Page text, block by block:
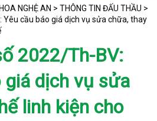
NGHỆ AN > THÔNG TIN ĐẤU THẦU >
cầu báo giá dịch vụ sửa chữa, thay
2022/Th-BV:
giá dịch vụ sửa
linh kiện cho